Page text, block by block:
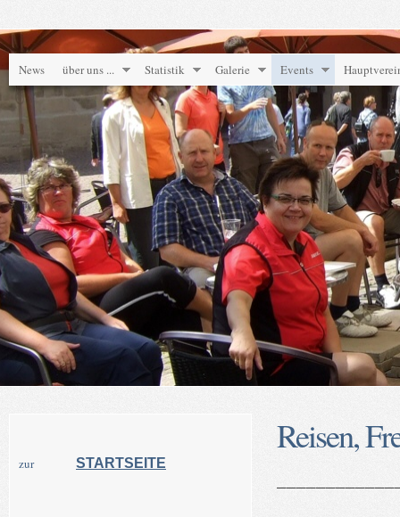
News über uns ... Statistik Galerie Events
Reisen,
zur STARTSEITE